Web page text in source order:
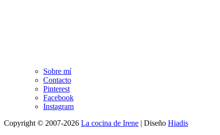
Sobre mí
Contacto
Pinterest
Facebook
Instagram
Copyright © 2007-2026 La cocina de Irene | Diseño Hiadis